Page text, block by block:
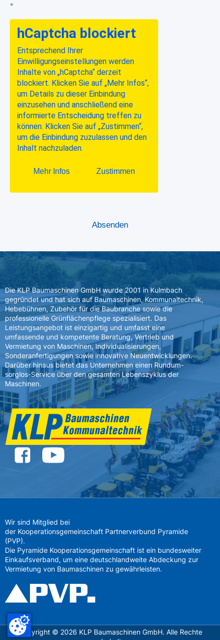
*
Die KLP Baumaschinen GmbH wurde 2001 in Kulmbach
gegründet und hat sich auf Baumaschinen, Kommunaltechnik,
Hebebühnen, Zubehör für die Baubranche sowie die
professionelle Grünflächenpflege spezialisiert. Das
Leistungsangebot ist einzigartig und umfasst eine
umfassende und kompetente Beratung, Vertrieb und
Vermietung von Maschinen, Individualisierungen,
Sonderanfertigungen sowie innovative Neuentwicklungen.
Darüber hinaus bietet das Unternehmen einen Rundum-
sorglos-Service über den gesamten Lebenszyklus der
Maschinen.
Wir sind Mitglied bei
der Kooperationsgemeinschaft Partnerverbund Pyramide
(PVP).
Die Pyramide Kooperationsgemeinschaft ist ein bundesweiter
Einkaufsverband, um eine deutschlandweite Abdeckung zur
Vermietung von Baumaschinen zu gewährleisten.
Copyright © 2026 KLP Baumaschinen GmbH. Alle Rechte